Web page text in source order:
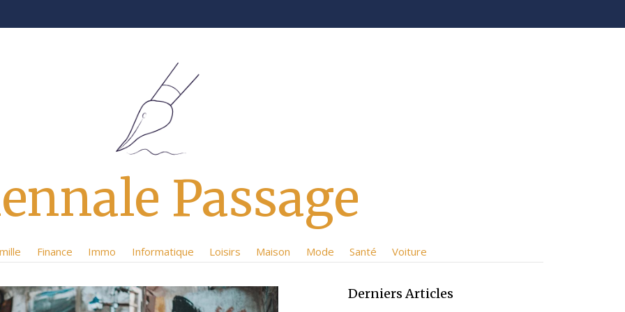
Passage
Finance Immo Informatique Loisirs Maison Mode Santé Voiture
Derniers Articles